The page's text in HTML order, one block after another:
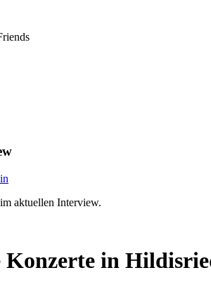
aktuellen Interview.
Konzerte in